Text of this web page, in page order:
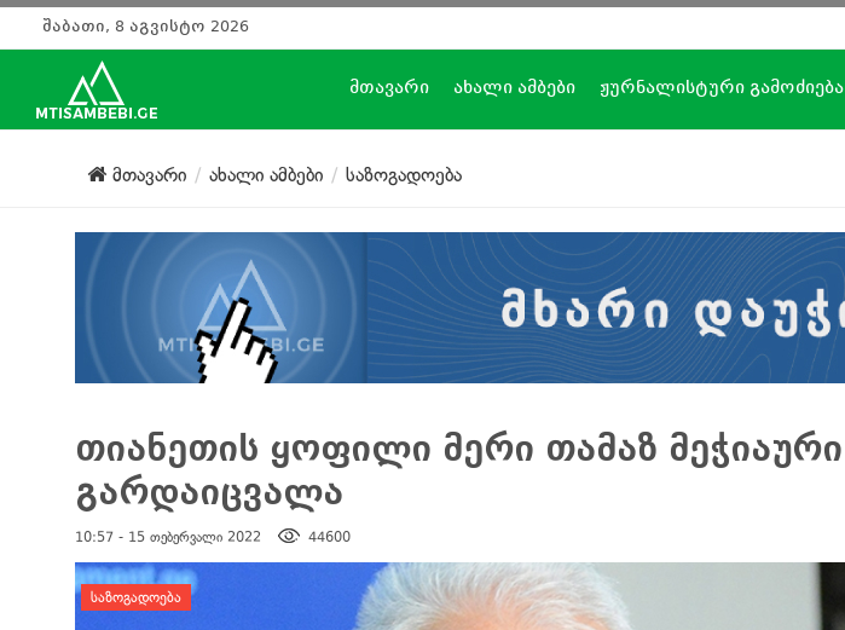
შაბათი, 8 აგვისტო 2026
მთავარი ახალი ამბები ჟურნალისტური გამოძიება
მთავარი ახალი ამბები საზოგადოება
თიანეთის ყოფილი მერი თამაზ მეჭიაური
გარდაიცვალა
10:57 - 15 თებერვალი 2022 44600
დატოვე კომენტარი
ᲡᲐᲖᲝᲒᲐᲓᲝᲔᲑᲐ